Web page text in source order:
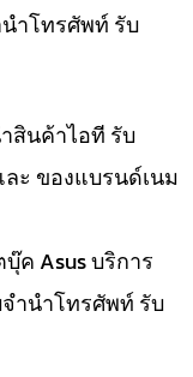
ำโทรศัพท์ รับ
สินค้าไอที รับ
ะ ของแบรนด์เนม
ค Asus บริการ
ำนำโทรศัพท์ รับ